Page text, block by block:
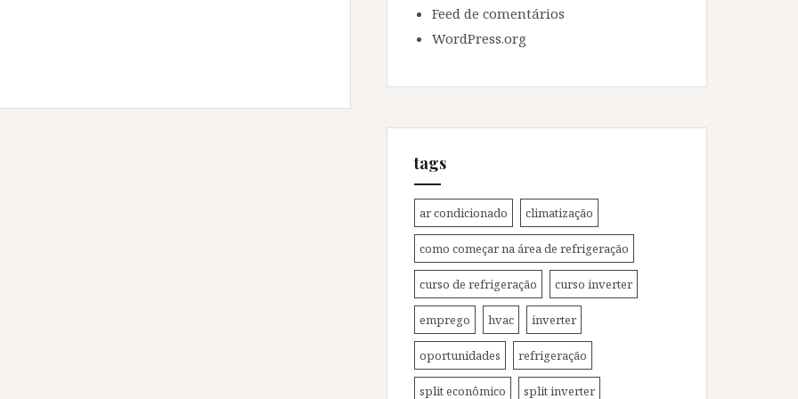
Feed de comentários
WordPress.org
tags
ar condicionado climatização
como começar na área de refrigeração
curso de refrigeração curso inverter
emprego hvac inverter
oportunidades refrigeração
split econômico split inverter